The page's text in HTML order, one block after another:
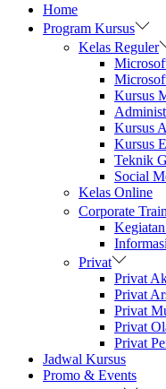
Home
Program Kursus
Kelas Reguler
Kursus
Kursus
Kursus
Teknik
Social
Kelas Online
Corporate
Privat
Privat
Privat
Privat
Privat
Privat
Jadwal Kursus
Promo & Events